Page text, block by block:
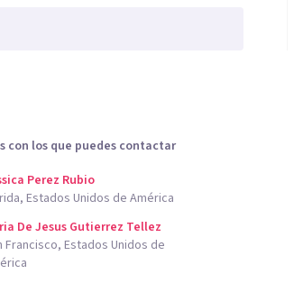
con los que puedes contactar
Perez Rubio
Estados Unidos de América
De Jesus Gutierrez Tellez
Francisco, Estados Unidos de